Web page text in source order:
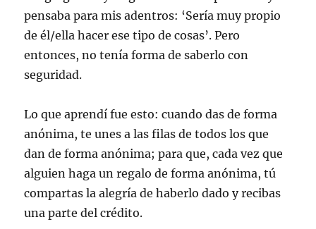
pensaba para mis adentros: ‘Sería muy propio
de él/ella hacer ese tipo de cosas’. Pero
entonces, no tenía forma de saberlo con
seguridad.
Lo que aprendí fue esto: cuando das de forma
anónima, te unes a las filas de todos los que
dan de forma anónima; para que, cada vez que
alguien haga un regalo de forma anónima, tú
compartas la alegría de haberlo dado y recibas
una parte del crédito.